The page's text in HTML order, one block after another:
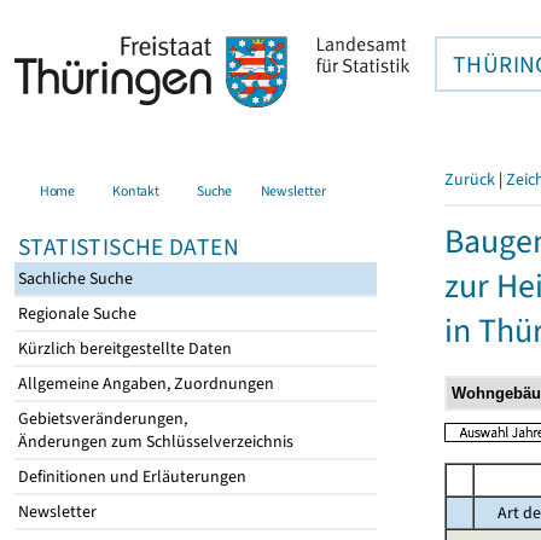
Home Kontakt Suche Newsletter
STATISTISCHE DATEN
Sachliche Suche
Regionale Suche
Kürzlich bereitgestellte Daten
Allgemeine Angaben, Zuordnungen
Gebietsveränderungen,
Änderungen zum Schlüsselverzeichnis
Definitionen und Erläuterungen
Newsletter
Zurück |
zur
in
Art